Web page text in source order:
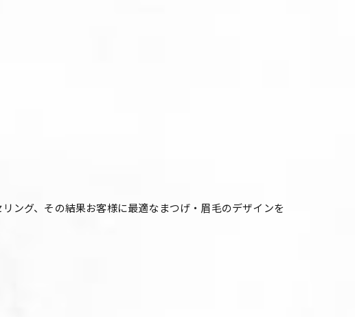
ング、その結果お客様に最適なまつげ・眉毛のデザインを